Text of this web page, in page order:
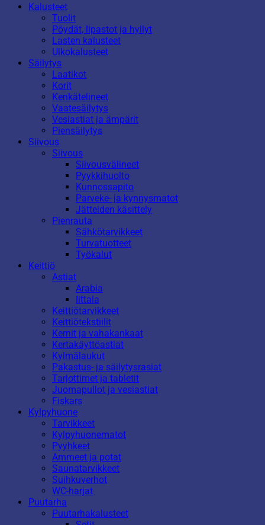
Kalusteet
Tuolit
Pöydät, lipastot ja hyllyt
Lasten kalusteet
Ulkokalusteet
Säilytys
Laatikot
Korit
Kenkätelineet
Vaatesäilytys
Vesiastiat ja ämpärit
Piensäilytys
Siivous
Siivous
Siivousvälineet
Pyykkihuolto
Kunnossapito
Parveke- ja kynnysmatot
Jätteiden käsittely
Pienrauta
Sähkötarvikkeet
Turvatuotteet
Työkalut
Keittiö
Astiat
Arabia
Iittala
Keittiötarvikkeet
Keittiötekstiilit
Kernit ja vahakankaat
Kertakäyttöastiat
Kylmälaukut
Pakastus- ja säilytysrasiat
Tarjottimet ja tabletit
Juomapullot ja vesiastiat
Fiskars
Kylpyhuone
Tarvikkeet
Kylpyhuonematot
Pyyhkeet
Ammeet ja potat
Saunatarvikkeet
Suihkuverhot
WC-harjat
Puutarha
Puutarhakalusteet